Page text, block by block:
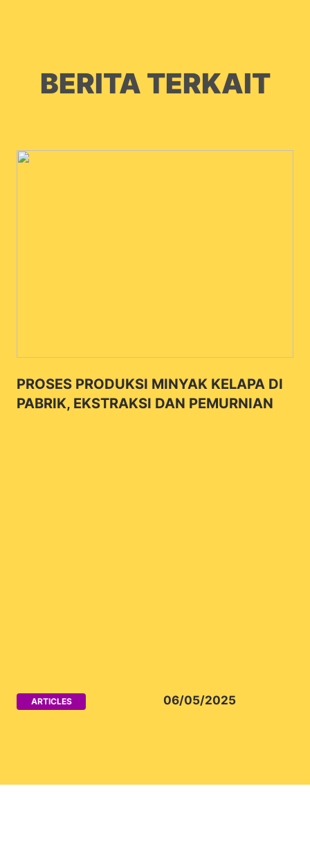
BERITA TERKAIT
PROSES PRODUKSI MINYAK KELAPA DI
PABRIK, EKSTRAKSI DAN PEMURNIAN
ARTICLES 06/05/2025